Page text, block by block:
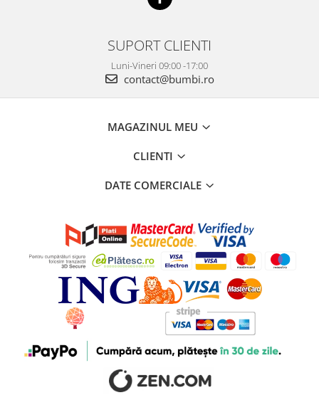
SUPORT CLIENTI
Luni-Vineri 09:00 -17:00
contact@bumbi.ro
MAGAZINUL MEU
CLIENTI
DATE COMERCIALE